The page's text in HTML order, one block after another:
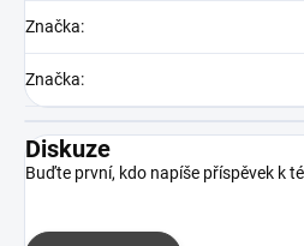
Značka:
Značka:
Diskuze
Buďte první, kdo napíše příspěvek k